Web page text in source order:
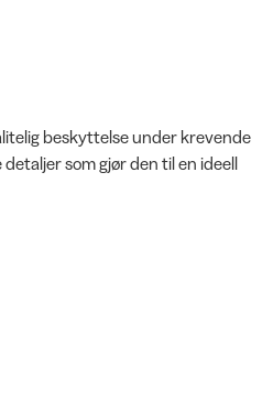
beskyttelse under krevende
som gjør den til en ideell